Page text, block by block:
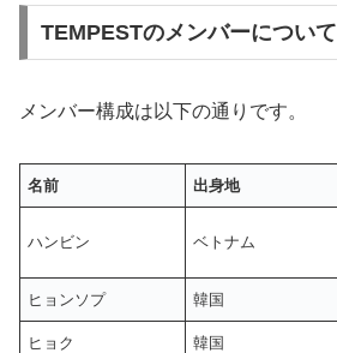
TEMPESTのメンバーについて
メンバー構成は以下の通りです。
名前 出身地
ハンビン ベトナム
ヒョンソプ 韓国
ヒョク 韓国